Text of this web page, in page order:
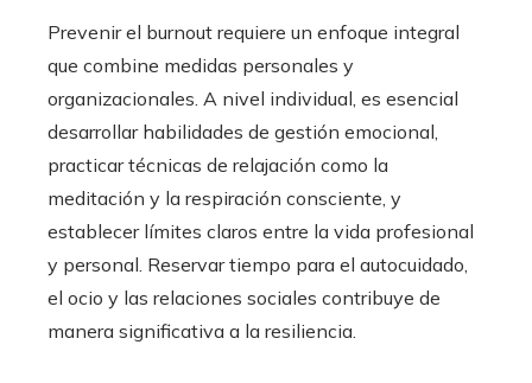
Prevenir el burnout requiere un enfoque integral
que combine medidas personales y
organizacionales. A nivel individual, es esencial
desarrollar habilidades de gestión emocional,
practicar técnicas de relajación como la
meditación y la respiración consciente, y
establecer límites claros entre la vida profesional
y personal. Reservar tiempo para el autocuidado,
el ocio y las relaciones sociales contribuye de
manera significativa a la resiliencia.